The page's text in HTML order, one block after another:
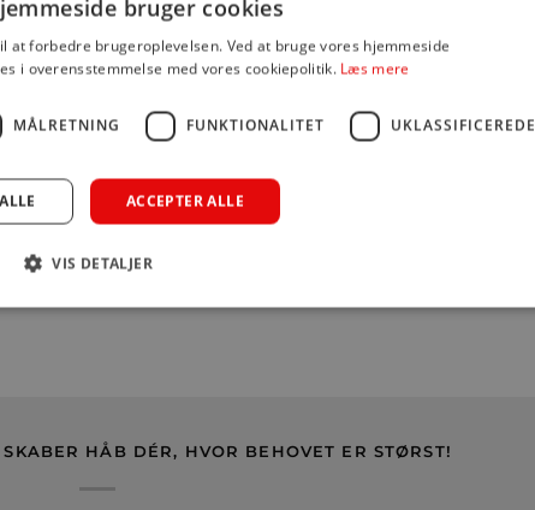
OGSÅ LIDE DET HER
HÅB DÉR, HVOR BEHOVET ER STØRST!
bruger cookies
at forbedre brugeroplevelsen. Ved at bruge vores hjemmeside
i overensstemmelse med vores cookiepolitik. Læs mere
MÅLRETNING FUNKTIONALITET UKLASSIFICEREDE
ACCEPTER ALLE
VIS DETALJER